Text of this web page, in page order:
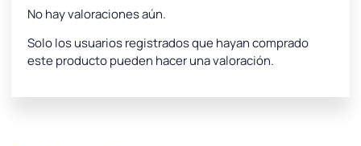
No hay valoraciones aún.
Solo los usuarios registrados que hayan comprado
este producto pueden hacer una valoración.